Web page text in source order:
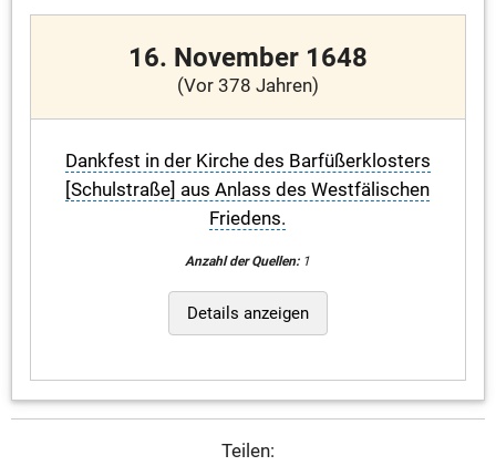
16. November 1648
(Vor 378 Jahren)
Dankfest in der Kirche des Barfüßerklosters
[Schulstraße] aus Anlass des Westfälischen
Friedens.
Anzahl der Quellen:1
Details anzeigen
Teilen: